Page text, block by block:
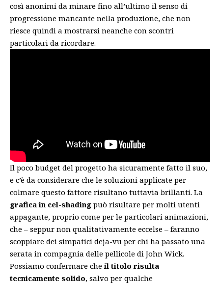
così anonimi da minare fino all’ultimo il senso di
progressione mancante nella produzione, che non
riesce quindi a mostrarsi neanche con scontri
particolari da ricordare.
Il poco budget del progetto ha sicuramente fatto il suo,
e c’è da considerare che le soluzioni applicate per
colmare questo fattore risultano tuttavia brillanti. La
grafica in cel-shading può risultare per molti utenti
appagante, proprio come per le particolari animazioni,
che – seppur non qualitativamente eccelse – faranno
scoppiare dei simpatici deja-vu per chi ha passato una
serata in compagnia delle pellicole di John Wick.
Possiamo confermare cheil titolo risulta
tecnicamente solido, salvo per qualche